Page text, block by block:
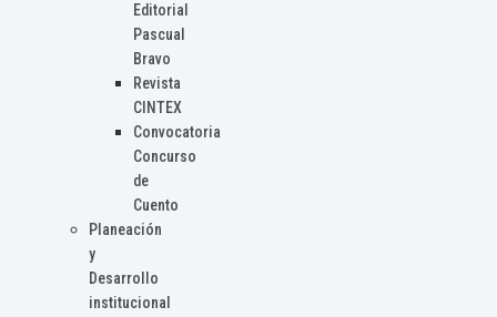
Editorial
Pascual
Bravo
Revista
CINTEX
Convocatoria
Concurso
de
Cuento
Planeación
y
Desarrollo
institucional